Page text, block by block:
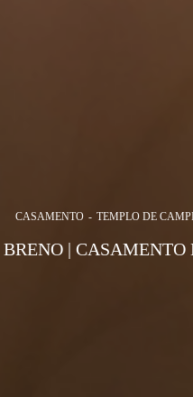
CASAMENTO TEMPLO DE
| CASAMENTO